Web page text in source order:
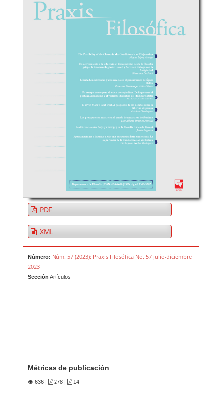
PDF
XML
Número: Núm. 57 (2023): Praxis Filosófica No. 57 julio-diciembre
2023
Sección Artículos
Métricas de publicación
636 | 278 | 14